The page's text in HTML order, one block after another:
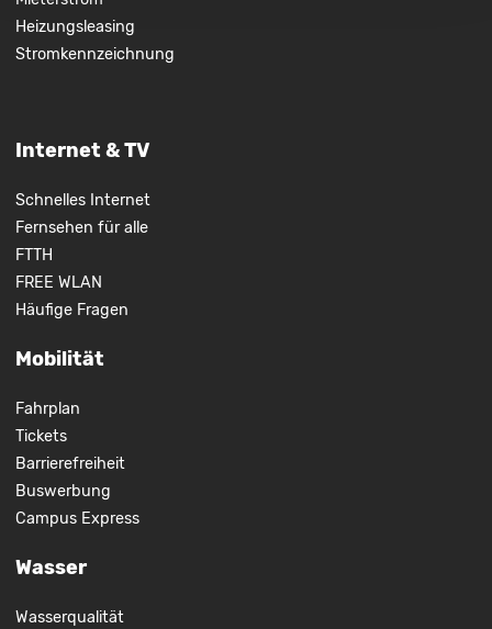
Heizungsleasing
Stromkennzeichnung
Internet & TV
Schnelles Internet
Fernsehen für alle
FTTH
FREE WLAN
Häufige Fragen
Mobilität
Fahrplan
Tickets
Barrierefreiheit
Buswerbung
Campus Express
Wasser
Wasserqualität